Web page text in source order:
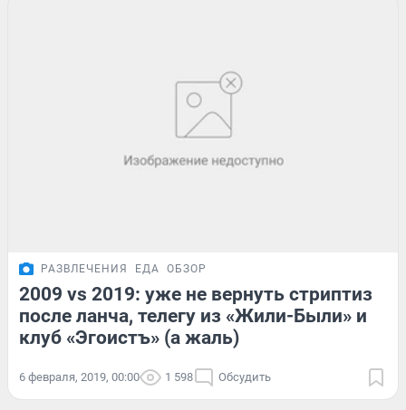
РАЗВЛЕЧЕНИЯ ЕДА ОБЗОР
2009 vs 2019: уже не вернуть стриптиз
после ланча, телегу из «Жили-Были» и
клуб «Эгоистъ» (а жаль)
6 февраля, 2019, 00:00 1 598 Обсудить